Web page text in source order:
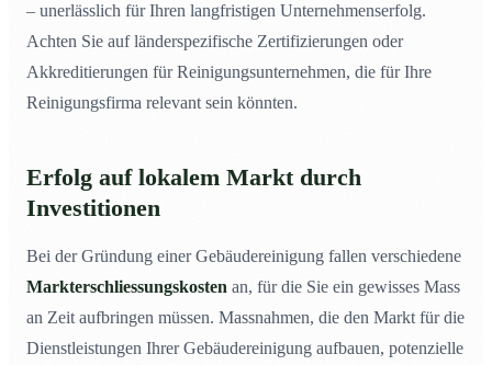
– unerlässlich für Ihren langfristigen Unternehmenserfolg.
Achten Sie auf länderspezifische Zertifizierungen oder
Akkreditierungen für Reinigungsunternehmen, die für Ihre
Reinigungsfirma relevant sein könnten.
Erfolg auf lokalem Markt durch
Investitionen
Bei der Gründung einer Gebäudereinigung fallen verschiedene
Markterschliessungskosten an, für die Sie ein gewisses Mass
an Zeit aufbringen müssen. Massnahmen, die den Markt für die
Dienstleistungen Ihrer Gebäudereinigung aufbauen, potenzielle